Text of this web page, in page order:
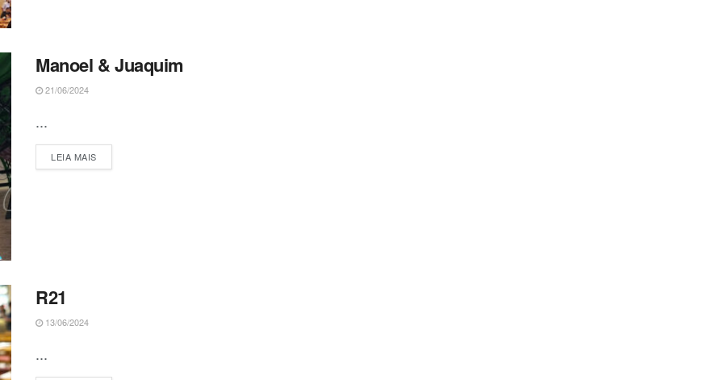
Manoel & Juaquim
21/06/2024
...
LEIA MAISDETAILS
R21
13/06/2024
...